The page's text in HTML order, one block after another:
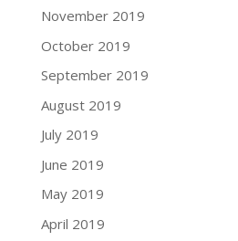
November 2019
October 2019
September 2019
August 2019
July 2019
June 2019
May 2019
April 2019